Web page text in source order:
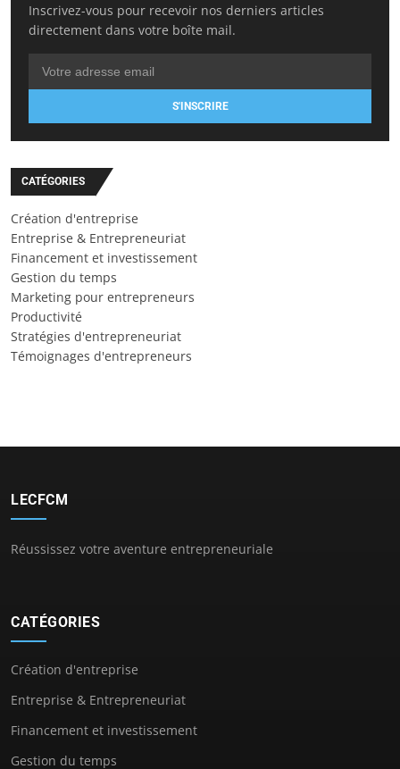
Inscrivez-vous pour recevoir nos derniers articles
directement dans votre boîte mail.
S'INSCRIRE
CATÉGORIES
Création d'entreprise
Entreprise & Entrepreneuriat
Financement et investissement
Gestion du temps
Marketing pour entrepreneurs
Productivité
Stratégies d'entrepreneuriat
Témoignages d'entrepreneurs
LECFCM
Réussissez votre aventure entrepreneuriale
CATÉGORIES
Création d'entreprise
Entreprise & Entrepreneuriat
Financement et investissement
Gestion du temps